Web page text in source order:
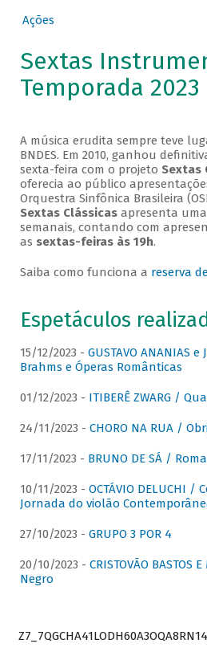
Ações
Sextas
Temporada 2023
A música erudita sempre teve
BNDES. Em 2010, ganhou
sexta-feira com o projeto Sextas
oferecia ao público
Orquestra Sinfônica Brasileira
Sextas Clássicasapresenta
semanais, contando com
as sextas-feiras às 19h.
Saiba como funciona a reserva
Espetáculos
15/12/2023 - GUSTAVO ANANIAS e
Brahms e Óperas Românticas
01/12/2023 - ITIBERÊ ZWARG /
24/11/2023 - CHORO NA RUA /
17/11/2023 - BRUNO DE SÁ /
10/11/2023 - OCTÁVIO DELUCHI /
Jornada do violão
27/10/2023 - GRUPO 3 POR 4
20/10/2023 - CRISTOVÃO BASTOS
Negro